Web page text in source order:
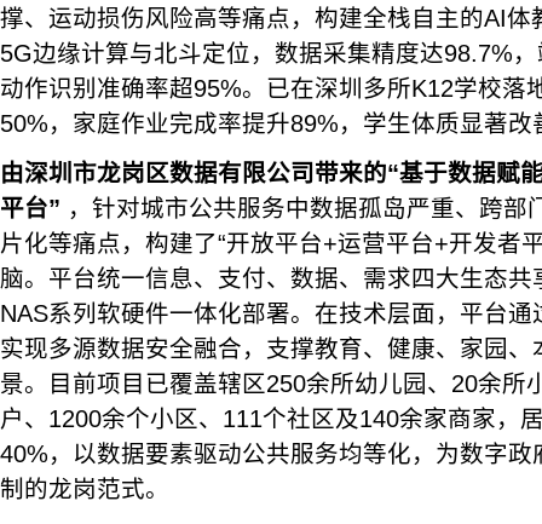
撑、运动损伤风险高等痛点，构建全栈自主的AI体
5G边缘计算与北斗定位，数据采集精度达98.7%
动作识别准确率超95%。已在深圳多所K12学校落
50%，家庭作业完成率提升89%，学生体质显著改
由深圳市龙岗区数据有限公司带来的“基于数据赋
平台” ，针对城市公共服务中数据孤岛严重、跨部
片化等痛点，构建了“开放平台+运营平台+开发者
脑。平台统一信息、支付、数据、需求四大生态
NAS系列软硬件一体化部署。在技术层面，平台
实现多源数据安全融合，支撑教育、健康、家园
景。目前项目已覆盖辖区250余所幼儿园、20余所
户、1200余个小区、111个社区及140余家商家，
40%，以数据要素驱动公共服务均等化，为数字
制的龙岗范式。